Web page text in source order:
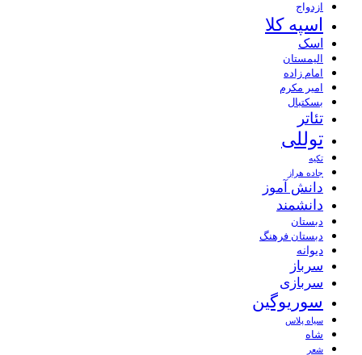
ازدواج
اسپه کلا
اسک
الیمستان
امام زاده
امیر مکرم
بسکتبال
تئاتر
توللی
تکیه
جاده هراز
دانش آموز
دانشمند
دبستان
دبستان فرهنگ
دیوانه
سرباز
سربازی
سوریوگین
سیاه پلاس
شاه
شعر